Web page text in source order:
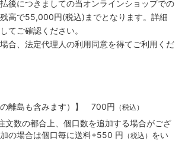
後につきましての当オンラインショップでの
高で55,000円(税込)までとなります。詳細
てご確認ください。
合、法定代理人の利用同意を得てご利用くだ
の離島も含みます）】 700円 （税込）
文数の都合上、個口数を追加する場合がござ
の場合は個口毎に送料+550 円 （税込） をい